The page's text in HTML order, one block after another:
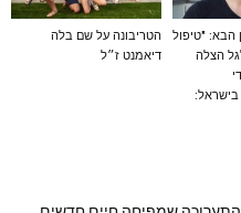
הבא: "טיפול
הצלה
הטריבונה על שם בלה
דיאמנט ז״ל